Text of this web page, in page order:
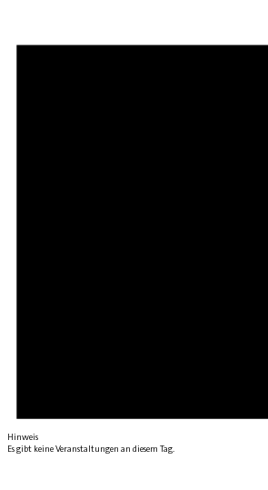
Hinweis
Es gibt keine Veranstaltungen an diesem Tag.